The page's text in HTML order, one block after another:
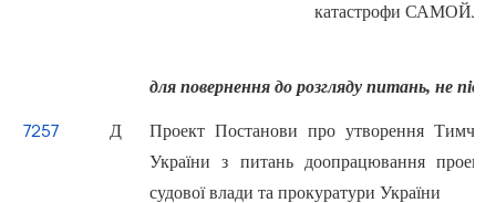
катастрофи
для повернення до розгляду питань, не
7257 Д
Проект Постанови про утворення
України з питань доопрацювання
судової влади та прокуратури України